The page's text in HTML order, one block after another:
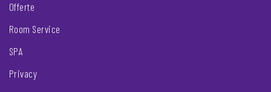
Offerte
Room Service
SPA
Privacy